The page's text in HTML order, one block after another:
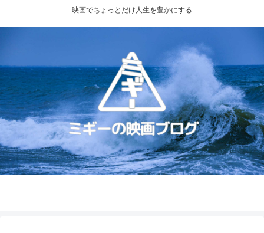
映画でちょっとだけ人生を豊かにする